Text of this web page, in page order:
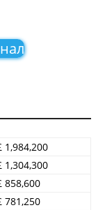
1,984,200
1,304,300
858,600
781,250